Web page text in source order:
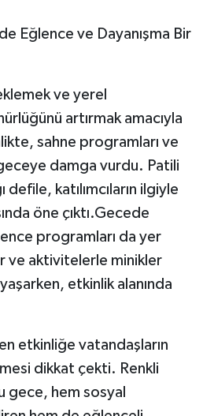
Eğlence ve Dayanışma Bir
ve yerel
artırmak amacıyla
sahne programları ve
damga vurdu. Patili
defile, katılımcıların ilgiyle
öne çıktı.Gecede
programları da yer
ve aktivitelerle minikler
etkinlik alanında
etkinliğe vatandaşların
dikkat çekti. Renkli
gece, hem sosyal